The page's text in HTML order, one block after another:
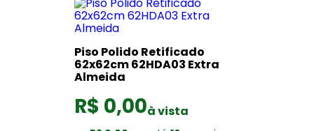
Piso Polido Retificado
62x62cm 62HDA03 Extra
Almeida
R$ 0,00à vista